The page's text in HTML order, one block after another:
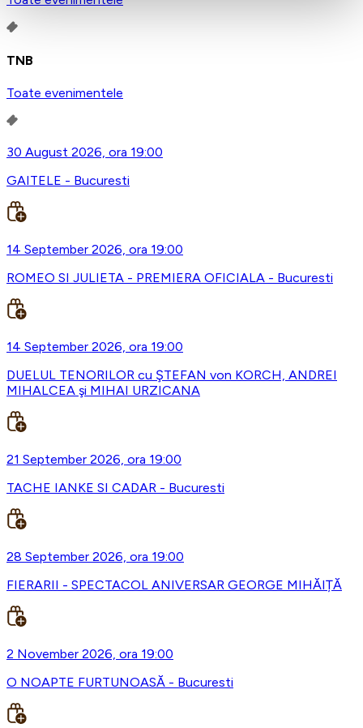
TNB
Toate evenimentele
30 August 2026, ora 19:00
GAITELE - Bucuresti
14 September 2026, ora 19:00
ROMEO SI JULIETA - PREMIERA OFICIALA - Bucuresti
14 September 2026, ora 19:00
DUELUL TENORILOR cu ŞTEFAN von KORCH, ANDREI
MIHALCEA şi MIHAI URZICANA
21 September 2026, ora 19:00
TACHE IANKE SI CADAR - Bucuresti
28 September 2026, ora 19:00
FIERARII - SPECTACOL ANIVERSAR GEORGE MIHĂIȚĂ
2 November 2026, ora 19:00
O NOAPTE FURTUNOASĂ - Bucuresti